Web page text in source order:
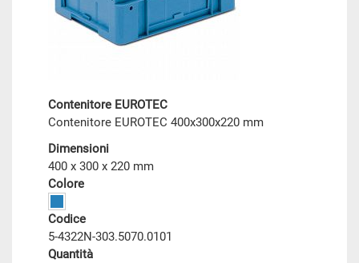
Contenitore EUROTEC
Contenitore EUROTEC 400x300x220 mm
Dimensioni
400 x 300 x 220 mm
Colore
Codice
5-4322N-303.5070.0101
Quantità